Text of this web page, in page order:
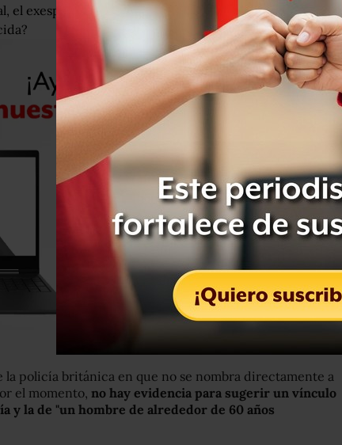
el exespía ruso en estado crítico tras estar expuesto a
la policía británica en que no se nombra directamente a
el momento, no hay evidencia para sugerir un vínculo
y la de "un hombre de alrededor de 60 años